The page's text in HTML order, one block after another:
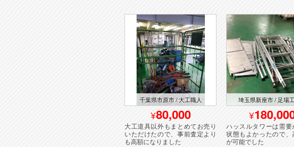
千葉県市原市 / 大工職人
80,000
大工道具以外もまとめてお売り
いただけたので、事前査定より
も高額になりました
埼玉県新座市 / 足場
ハッスルタワーは需要
状態もよかったので、
が可能でした